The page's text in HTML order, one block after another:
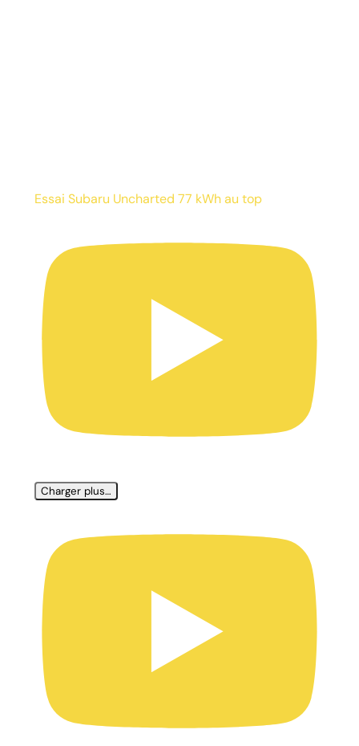
Essai Subaru Uncharted 77 kWh au top
Charger plus…